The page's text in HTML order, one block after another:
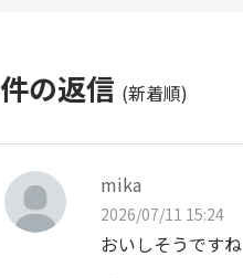
件の返信 (新着順)
mika
2026/07/11 15:24
おいしそうですね